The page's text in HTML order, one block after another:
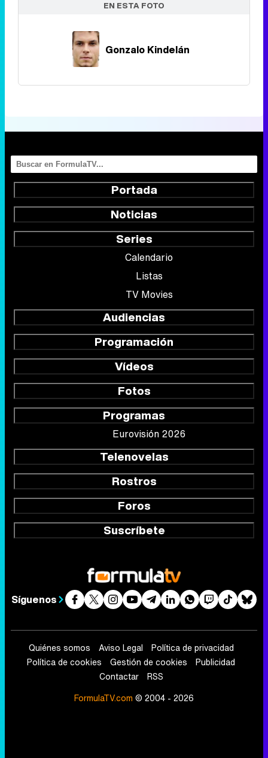
EN ESTA FOTO
Gonzalo Kindelán
Portada
Noticias
Series
Calendario
Listas
TV Movies
Audiencias
Programación
Vídeos
Fotos
Programas
Eurovisión 2026
Telenovelas
Rostros
Foros
Suscríbete
Síguenos
Quiénes somos Aviso Legal
Política de privacidad
Política de cookies
Gestión de cookies
Publicidad
Contactar
RSS
FormulaTV.com © 2004 - 2026